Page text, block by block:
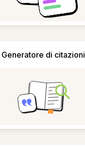
Generatore di citazioni